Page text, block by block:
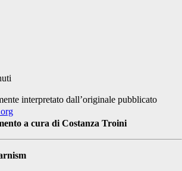
span>
interpretato dall’originale pubblicato
a cura di Costanza Troini